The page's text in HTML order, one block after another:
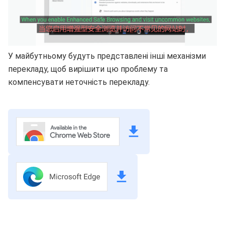
У майбутньому будуть представлені інші механізми
перекладу, щоб вирішити цю проблему та
компенсувати неточність перекладу.